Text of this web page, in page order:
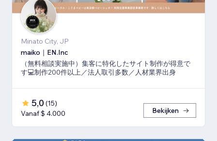
Minato City, JP
maiko｜EN.Inc
（無料相談実施中）集客に特化したサイト制作が得意で
す💻制作200件以上／法人取引多数／人材業界出身
5,0 (15)
Vanaf $ 4.000
Bekijken